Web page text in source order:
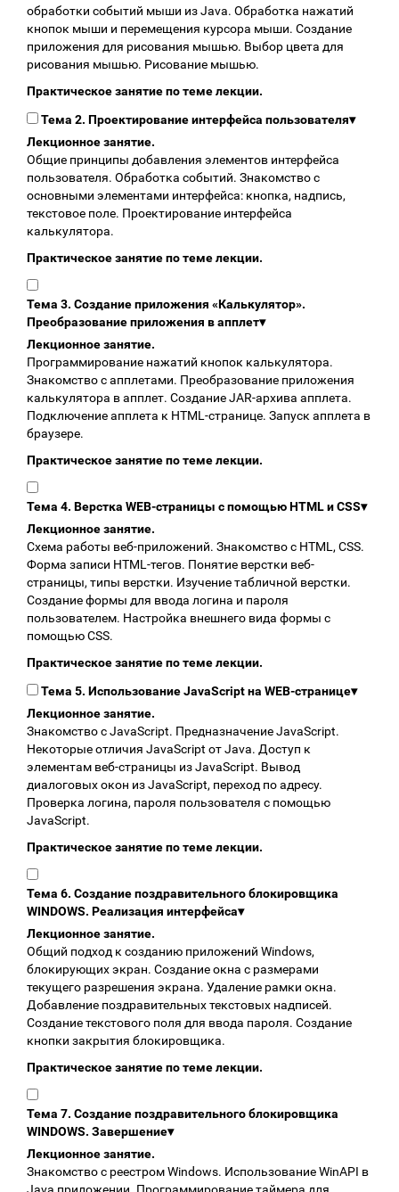
обработки событий мыши из Java. Обработка нажатий
кнопок мыши и перемещения курсора мыши. Создание
приложения для рисования мышью. Выбор цвета для
рисования мышью. Рисование мышью.
Практическое занятие по теме лекции.
Тема 2. Проектирование интерфейса пользователя▾
Лекционное занятие.
Общие принципы добавления элементов интерфейса
пользователя. Обработка событий. Знакомство с
основными элементами интерфейса: кнопка, надпись,
текстовое поле. Проектирование интерфейса
калькулятора.
Практическое занятие по теме лекции.
Тема 3. Создание приложения «Калькулятор».
Преобразование приложения в апплет▾
Лекционное занятие.
Программирование нажатий кнопок калькулятора.
Знакомство с апплетами. Преобразование приложения
калькулятора в апплет. Создание JAR-архива апплета.
Подключение апплета к HTML-странице. Запуск апплета в
браузере.
Практическое занятие по теме лекции.
Тема 4. Верстка WEB-страницы с помощью HTML и CSS▾
Лекционное занятие.
Схема работы веб-приложений. Знакомство с HTML, CSS.
Форма записи HTML-тегов. Понятие верстки веб-
страницы, типы верстки. Изучение табличной верстки.
Создание формы для ввода логина и пароля
пользователем. Настройка внешнего вида формы с
помощью CSS.
Практическое занятие по теме лекции.
Тема 5. Использование JavaScript на WEB-странице▾
Лекционное занятие.
Знакомство с JavaScript. Предназначение JavaScript.
Некоторые отличия JavaScript от Java. Доступ к
элементам веб-страницы из JavaScript. Вывод
диалоговых окон из JavaScript, переход по адресу.
Проверка логина, пароля пользователя с помощью
JavaScript.
Практическое занятие по теме лекции.
Тема 6. Создание поздравительного блокировщика
WINDOWS. Реализация интерфейса▾
Лекционное занятие.
Общий подход к созданию приложений Windows,
блокирующих экран. Создание окна с размерами
текущего разрешения экрана. Удаление рамки окна.
Добавление поздравительных текстовых надписей.
Создание текстового поля для ввода пароля. Создание
кнопки закрытия блокировщика.
Практическое занятие по теме лекции.
Тема 7. Создание поздравительного блокировщика
WINDOWS. Завершение▾
Лекционное занятие.
Знакомство с реестром Windows. Использование WinAPI в